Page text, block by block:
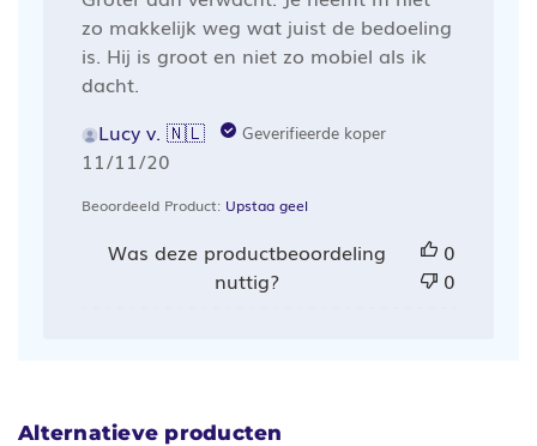
zo makkelijk weg wat juist de bedoeling
is. Hij is groot en niet zo mobiel als ik
dacht.
Lucy v. 🇳🇱
Geverifieerde koper
Publicatiedatum
11/11/20
Beoordeeld Product: Upstaa geel
Was deze productbeoordeling
nuttig?
0
0
Alternatieve producten